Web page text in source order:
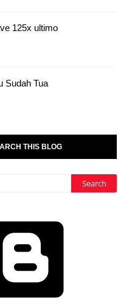
125x ultimo
Sudah Tua
THIS BLOG